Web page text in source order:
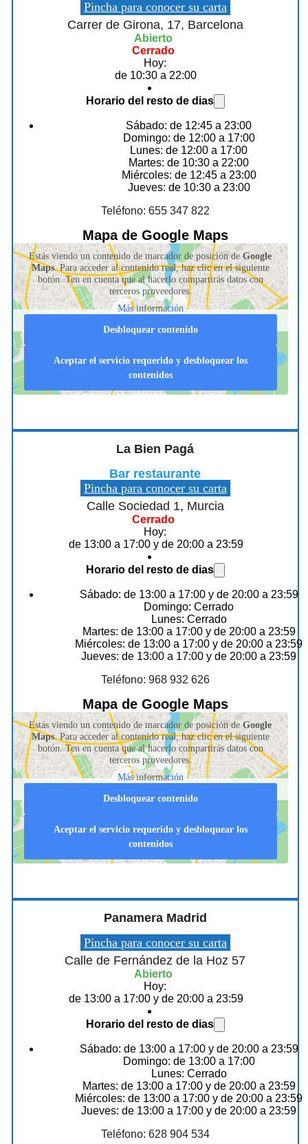
Pincha para conocer su carta
Carrer de Girona, 17, Barcelona
Abierto
Cerrado
Hoy:
de 10:30 a 22:00
Horario del resto de dias
Sábado: de 12:45 a 23:00
Domingo: de 12:00 a 17:00
Lunes: de 12:00 a 17:00
Martes: de 10:30 a 22:00
Miércoles: de 12:45 a 23:00
Jueves: de 10:30 a 23:00
Teléfono: 655 347 822
Mapa de Google Maps
Estás viendo un contenido de marcador de posición deGoogle
Maps. Para acceder al contenido real, haz clic en el siguiente
botón. Ten en cuenta que al hacerlo compartirás datos con
terceros proveedores.
Más información
Desbloquear contenido
Aceptar el servicio requerido y desbloquear los
contenidos
La Bien Pagá
Bar restaurante
Pincha para conocer su carta
Calle Sociedad 1, Murcia
Cerrado
Hoy:
de 13:00 a 17:00 y de 20:00 a 23:59
Horario del resto de dias
Sábado: de 13:00 a 17:00 y de 20:00 a 23:59
Domingo: Cerrado
Lunes: Cerrado
Martes: de 13:00 a 17:00 y de 20:00 a 23:59
Miércoles: de 13:00 a 17:00 y de 20:00 a 23:59
Jueves: de 13:00 a 17:00 y de 20:00 a 23:59
Teléfono: 968 932 626
Mapa de Google Maps
Estás viendo un contenido de marcador de posición deGoogle
Maps. Para acceder al contenido real, haz clic en el siguiente
botón. Ten en cuenta que al hacerlo compartirás datos con
terceros proveedores.
Más información
Desbloquear contenido
Aceptar el servicio requerido y desbloquear los
contenidos
Panamera Madrid
Pincha para conocer su carta
Calle de Fernández de la Hoz 57
Abierto
Hoy:
de 13:00 a 17:00 y de 20:00 a 23:59
Horario del resto de dias
Sábado: de 13:00 a 17:00 y de 20:00 a 23:59
Domingo: de 13:00 a 17:00
Lunes: Cerrado
Martes: de 13:00 a 17:00 y de 20:00 a 23:59
Miércoles: de 13:00 a 17:00 y de 20:00 a 23:59
Jueves: de 13:00 a 17:00 y de 20:00 a 23:59
Teléfono: 628 904 534